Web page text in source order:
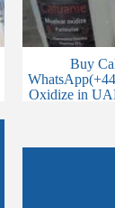
Buy
Oxidize in